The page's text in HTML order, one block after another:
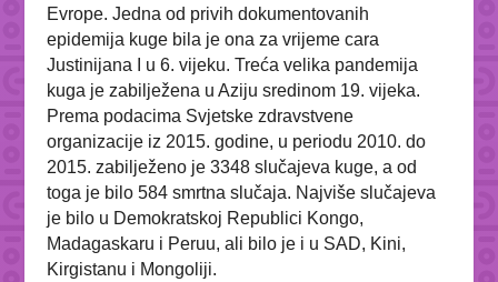
Evrope. Jedna od privih dokumentovanih
epidemija kuge bila je ona za vrijeme cara
Justinijana I u 6. vijeku. Treća velika pandemija
kuga je zabilježena u Aziju sredinom 19. vijeka.
Prema podacima Svjetske zdravstvene
organizacije iz 2015. godine, u periodu 2010. do
2015. zabilježeno je 3348 slučajeva kuge, a od
toga je bilo 584 smrtna slučaja. Najviše slučajeva
je bilo u Demokratskoj Republici Kongo,
Madagaskaru i Peruu, ali bilo je i u SAD, Kini,
Kirgistanu i Mongoliji.